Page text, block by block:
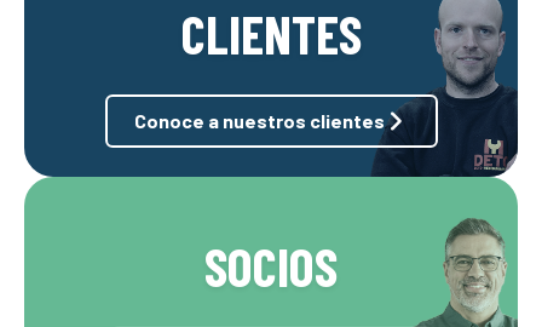
CLIENTES
Conoce a nuestros clientes
SOCIOS